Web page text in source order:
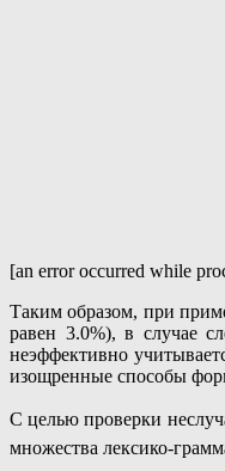
[an error occurred while
Таким образом, при
равен 3.0%), в случае
неэффективно
изощренные способы
С целью проверки
множества лексико-